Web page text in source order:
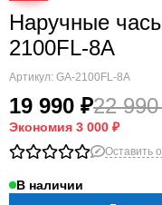
Наручные
2100FL-8A
Артикул: GA-2100FL-8A
19 990 ₽22
Экономия 3 000 ₽
Оставить
В наличии